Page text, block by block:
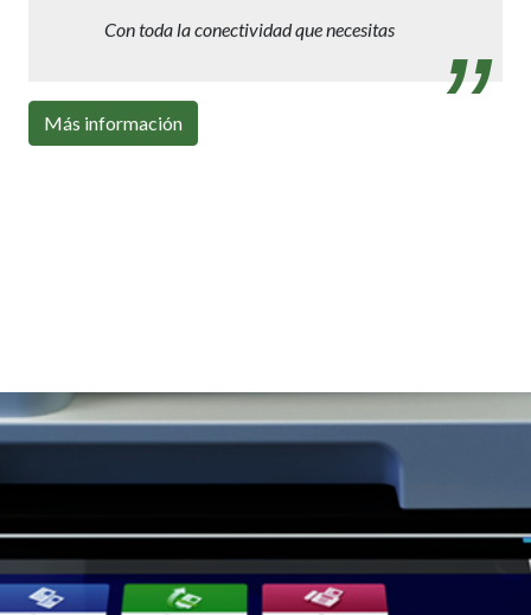
Trabajos profesionales en A4 con reducida
más brillantes....
Con toda la conectividad que necesitas